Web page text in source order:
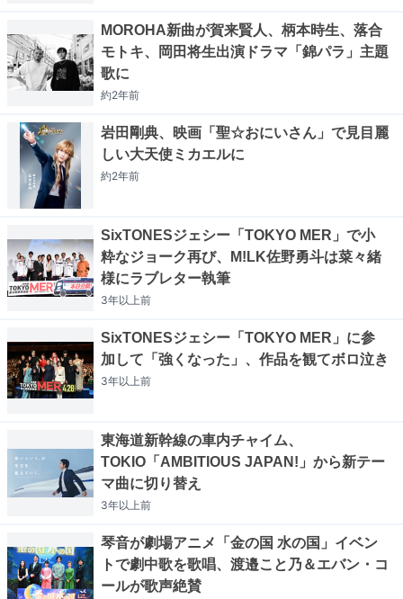
MOROHA新曲が賀来賢人、柄本時生、落合
モトキ、岡田将生出演ドラマ「錦パラ」主題
歌に
約2年前
岩田剛典、映画「聖☆おにいさん」で見目麗
しい大天使ミカエルに
約2年前
SixTONESジェシー「TOKYO MER」で小
粋なジョーク再び、M!LK佐野勇斗は菜々緒
様にラブレター執筆
3年以上前
SixTONESジェシー「TOKYO MER」に参
加して「強くなった」、作品を観てボロ泣き
3年以上前
東海道新幹線の車内チャイム、
TOKIO「AMBITIOUS JAPAN!」から新テー
マ曲に切り替え
3年以上前
琴音が劇場アニメ「金の国 水の国」イベン
トで劇中歌を歌唱、渡邉こと乃＆エバン・コ
ールが歌声絶賛